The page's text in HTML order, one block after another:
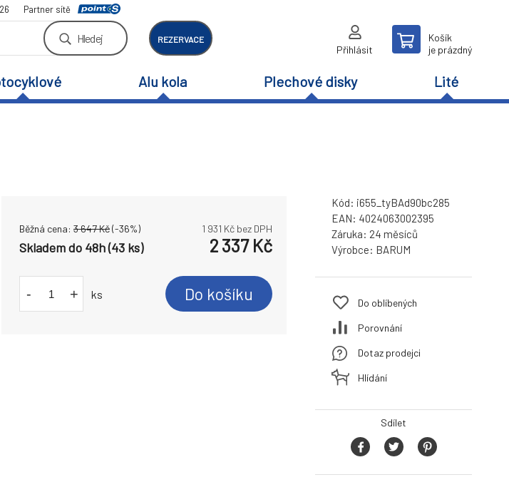
Partner sítě
Hledej REZERVACE
Přihlásit
Košík
je prázdný
Alu kola Plechové disky Lité
Běžná cena: 3 647Kč(-36%) 1 931 Kč bez DPH
Skladem do 48h (43 ks) 2 337Kč
- + ks Do košíku
Kód: i655_tyBAd90bc285
EAN: 4024063002395
Záruka: 24 měsíců
Výrobce: BARUM
Do oblíbených
Porovnání
Dotaz prodejci
Hlídání
Sdílet